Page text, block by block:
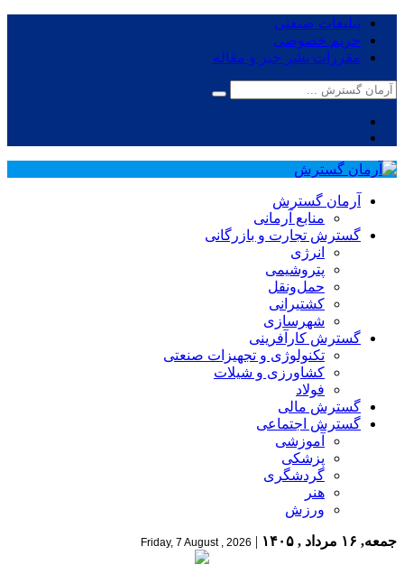
تبلیغات صنعتی
حریم خصوصی
مقررات نشر خبر و مقاله
آرمان گسترش
منابع آرمانی
گسترش تجارت و بازرگانی
انرژی
پتروشیمی
حمل‌و‌نقل
کشتیرانی
شهرسازی
گسترش کارآفرینی
تکنولوژی و تجهیزات صنعتی
کشاورزی و شیلات
فولاد
گسترش مالی
گسترش اجتماعی
آموزشی
پزشکی
گردشگری
هنر
ورزش
جمعه, ۱۶ مرداد , ۱۴۰۵ |
Friday, 7 August , 2026